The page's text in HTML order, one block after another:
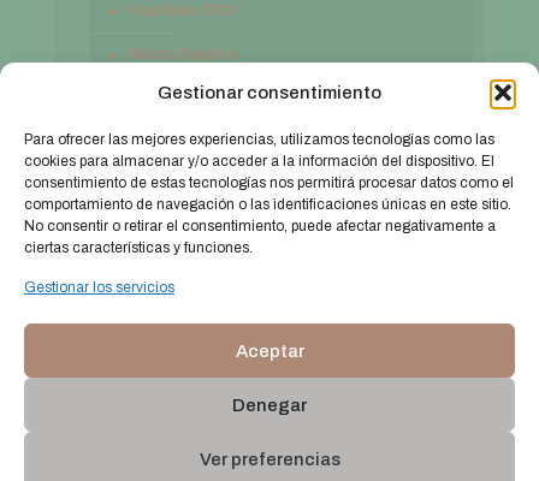
Gestionar consentimiento
Para ofrecer las mejores experiencias, utilizamos tecnologías como las
cookies para almacenar y/o acceder a la información del dispositivo. El
consentimiento de estas tecnologías nos permitirá procesar datos como el
comportamiento de navegación o las identificaciones únicas en este sitio.
No consentir o retirar el consentimiento, puede afectar negativamente a
ciertas características y funciones.
Gestionar los servicios
Aceptar
Denegar
Ver preferencias
Pastillero SPD
Marca Balaitus
Contacto
© 2026 farmaciabalaitus.com. Todos los derechos
reservados.
Web diseñada por
Aragón Marketing
Política de cookies (UE)